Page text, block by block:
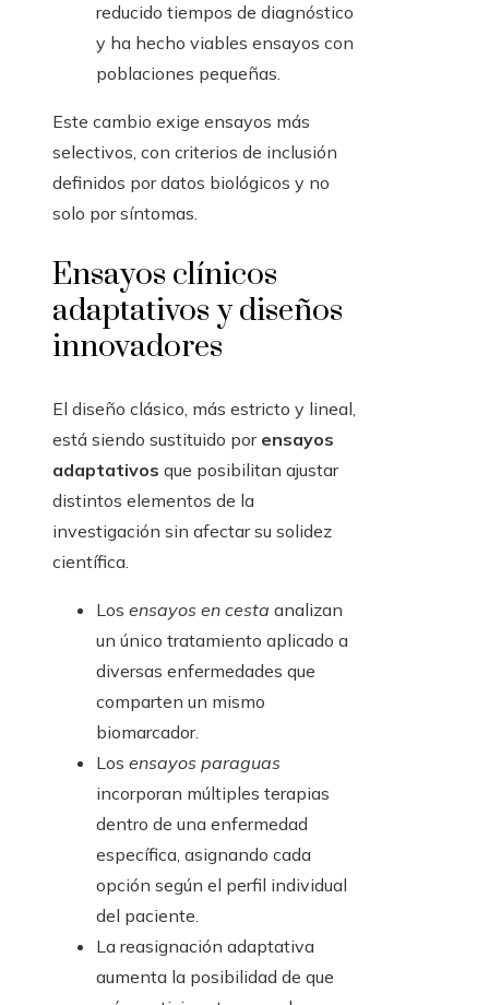
reducido tiempos de diagnóstico
y ha hecho viables ensayos con
poblaciones pequeñas.
Este cambio exige ensayos más
selectivos, con criterios de inclusión
definidos por datos biológicos y no
solo por síntomas.
Ensayos clínicos
adaptativos y diseños
innovadores
El diseño clásico, más estricto y lineal,
está siendo sustituido por ensayos
adaptativos que posibilitan ajustar
distintos elementos de la
investigación sin afectar su solidez
científica.
Los ensayos en cesta analizan
un único tratamiento aplicado a
diversas enfermedades que
comparten un mismo
biomarcador.
Los ensayos paraguas
incorporan múltiples terapias
dentro de una enfermedad
específica, asignando cada
opción según el perfil individual
del paciente.
La reasignación adaptativa
aumenta la posibilidad de que